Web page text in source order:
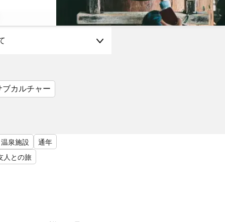
ブカルチャー
温泉施設
通年
人との旅